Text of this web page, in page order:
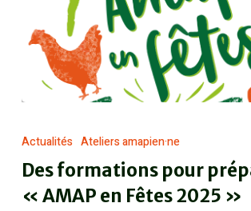
Actualités Ateliers amapien·ne
Des formations pour
« AMAP en Fêtes 2025 »